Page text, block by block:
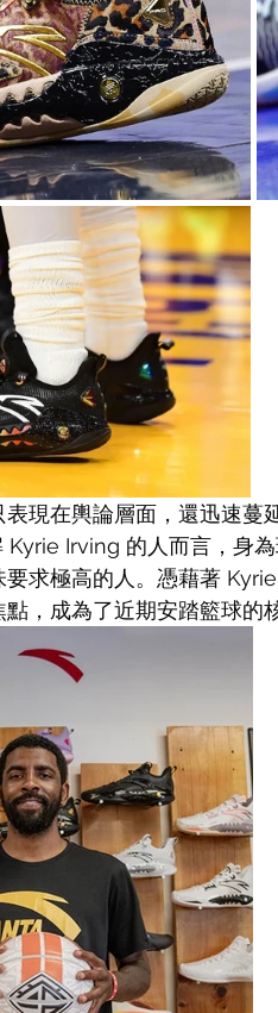
現在輿論層面，還迅速
Kyrie Irving 的人而言，身
求極高的人。憑藉著
，成為了近期安踏籃球的